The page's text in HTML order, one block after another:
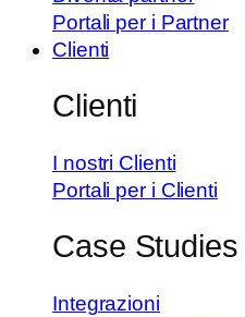
Portali per i Partner
Clienti
Clienti
I nostri Clienti
Portali per i Clienti
Case Studies
Integrazioni